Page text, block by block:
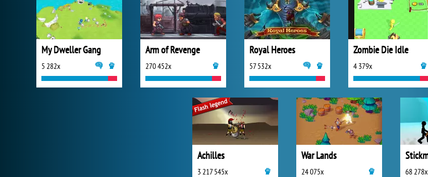
My Dweller Gang
5 282x
Arm of Revenge
270 452x
Royal Heroes
57 532x
Zombie Die Idle
4 379x
Achilles
3 217 545x
War Lands
24 075x 68 278x